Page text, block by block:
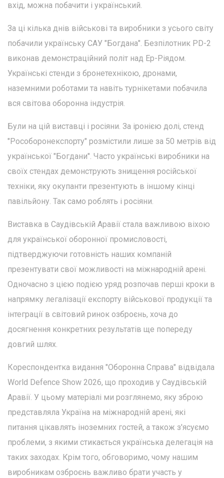
вхід, можна побачити і український.
За ці кілька днів військові та виробники з усього світу
побачили українську САУ "Богдана". Безпілотник PD-2
виконав демонстраційний політ над Ер-Ріядом.
Українські стенди з бронетехнікою, дронами,
наземними роботами та навіть турнікетами побачила
вся світова оборонна індустрія.
Були на цій виставці і росіяни. За іронією долі, стенд
"Рособоронекспорту" розмістили лише за 50 метрів від
української "Богдани". Часто українські виробники на
своїх стендах демонструють знищення російської
техніки, яку окупанти презентують в іншому кінці
павільйону. Так само роблять і росіяни.
Виставка в Саудівській Аравії стала важливою віхою
для української оборонної промисловості,
підтверджуючи готовність наших компаній
презентувати свої можливості на міжнародній арені.
Одночасно з цією подією уряд розпочав перші кроки в
напрямку легалізації експорту військової продукції та
інтеграції в світовий ринок озброєнь, хоча до
досягнення конкретних результатів ще попереду
довгий шлях.
Кореспондентка видання "Оборонна Справа" відвідала
World Defence Show 2026, що проходив у Саудівській
Аравії. У цьому матеріалі ми розглянемо, яку зброю
представляла Україна на міжнародній арені, які
питання цікавлять іноземних гостей, а також з'ясуємо
проблеми, з якими стикається українська делегація на
таких заходах. Крім того, обговоримо, чому нашим
виробникам озброєнь важливо брати участь у